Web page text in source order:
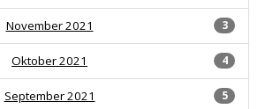
3
November 2021
4
Oktober 2021
5
September 2021